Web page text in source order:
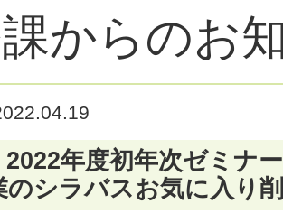
からのお
2022年度初年次ゼミナ
のシラバスお気に入